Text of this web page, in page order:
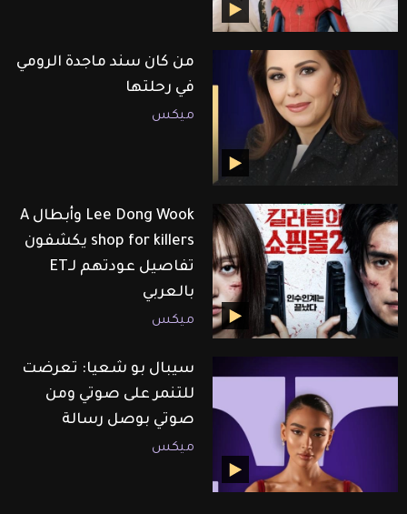
من كان سند ماجدة الرومي
في رحلتها
ميكس
Lee Dong Wook وأبطال A
shop for killers يكشفون
تفاصيل عودتهم لـET
بالعربي
ميكس
سيبال بو شعيا: تعرضت
للتنمر على صوتي ومن
صوتي بوصل رسالة
ميكس